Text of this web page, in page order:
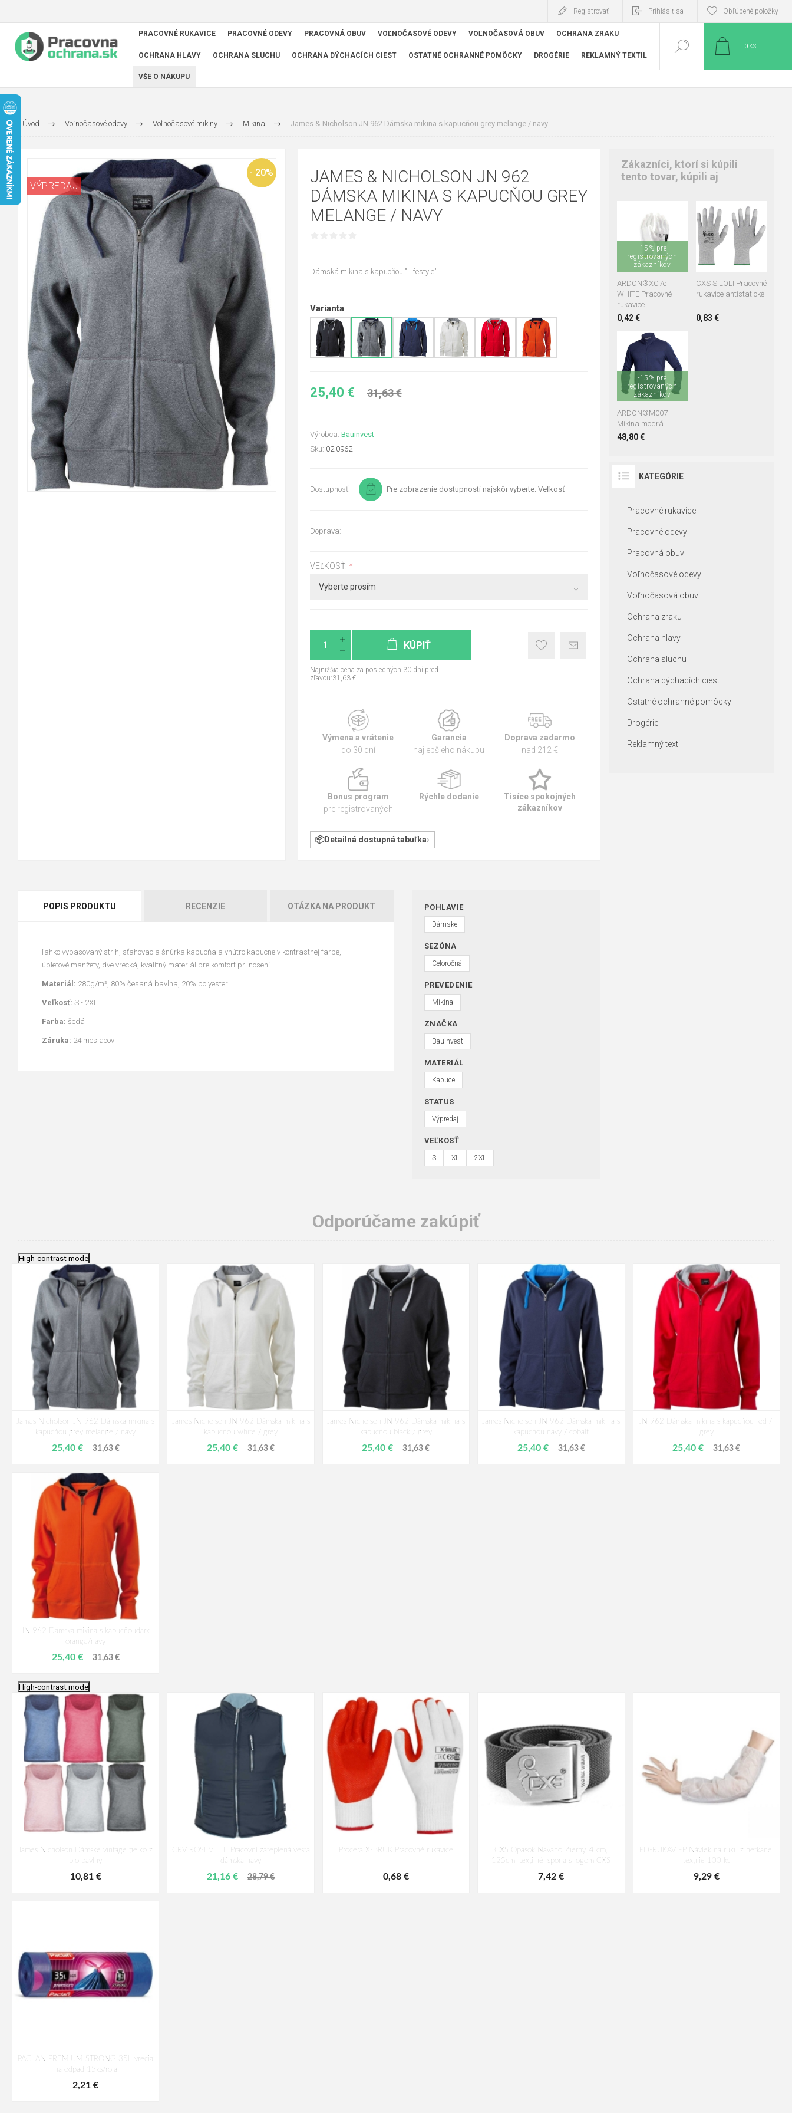
Registrovať Prihlásiť sa Obľúbené položky
PRACOVNÉ RUKAVICE PRACOVNÉ ODEVY PRACOVNÁ OBUV VOĽNOČASOVÉ ODEVY VOĽNOČASOVÁ OBUV OCHRANA ZRAKU
OCHRANA HLAVY OCHRANA SLUCHU OCHRANA DÝCHACÍCH CIEST OSTATNÉ OCHRANNÉ POMÔCKY DROGÉRIE REKLAMNÝ TEXTIL
VŠE O NÁKUPU
0 KS
Úvod Voľnočasové odevy Voľnočasové mikiny Mikina James & Nicholson JN 962 Dámska mikina s kapucňou grey melange / ​navy
- 20%
VÝPREDAJ
JAMES & NICHOLSON JN 962
DÁMSKA MIKINA S KAPUCŇOU GREY
MELANGE / ​NAVY
Dámská mikina s kapucňou "Lifestyle"
Varianta
25,40 € 31,63 €
Výrobca: Bauinvest
Sku: 02.0962
Dostupnosť: Pre zobrazenie dostupnosti najskôr vyberte: Veľkosť
Doprava:
VEĽKOSŤ: *
KÚPIŤ
Najnižšia cena za posledných 30 dní pred
zľavou:31,63 €
Výmena a vrátenie
do 30 dní
Garancia
najlepšieho nákupu
Doprava zadarmo
nad 212 €
Bonus program
pre registrovaných
Rýchle dodanie
Tisíce spokojných
zákazníkov
Detailná dostupná tabuľka
POPIS PRODUKTU RECENZIE OTÁZKA NA PRODUKT
ľahko vypasovaný strih, sťahovacia šnúrka kapucňa a vnútro kapucne v kontrastnej farbe,
úpletové manžety, dve vrecká, kvalitný materiál pre komfort pri nosení
Materiál: 280g/m², 80% česaná bavlna, 20% polyester
Veľkosť: S - 2XL
Farba: šedá
Záruka: 24 mesiacov
POHLAVIE
Dámske
SEZÓNA
Celoročná
PREVEDENIE
Mikina
ZNAČKA
Bauinvest
MATERIÁL
Kapuce
STATUS
Výpredaj
VEĽKOSŤ
S XL 2XL
Zákazníci, ktorí si kúpili
tento tovar, kúpili aj
-15% pre
registrovaných
zákazníkov
ARDON®XC7e
WHITE Pracovné
rukavice
0,42 €
07
10 11
CXS SILOLI Pracovné
rukavice antistatické
0,83 €
08 09
-15% pre
registrovaných
zákazníkov
ARDON®M007
Mikina modrá
48,80 €
+4
S M L
XL
2XL
3XL 4XL
KATEGÓRIE
Pracovné rukavice
Pracovné odevy
Pracovná obuv
Voľnočasové odevy
Voľnočasová obuv
Ochrana zraku
Ochrana hlavy
Ochrana sluchu
Ochrana dýchacích ciest
Ostatné ochranné pomôcky
Drogérie
Reklamný textil
Odporúčame zakúpiť
High-contrast mode
James Nicholson JN 962 Dámska mikina s
kapucňou grey melange / ​navy
25,40 € 31,63 €
James Nicholson JN 962 Dámska mikina s
kapucňou white / grey
25,40 € 31,63 €
James Nicholson JN 962 Dámska mikina s
kapucňou black / ​grey
25,40 € 31,63 €
James Nicholson JN 962 Dámska mikina s
kapucňou navy / cobalt
25,40 € 31,63 €
JN 962 Dámska mikina s kapucňou red / ​
grey
25,40 € 31,63 €
JN 962 Dámska mikina s kapucňoudark
orange/navy
25,40 € 31,63 €
High-contrast mode
James Nicholson Dámske vintage tielko z
bio bavlny
10,81 €
CRV ROSEVILLE Pracovní zateplená vesta
dámska navy
21,16 € 28,79 €
Procera X-BRUK Pracovné rukavice
0,68 €
CXS Opasok Navaho, čierny, 4 cm,
125cm, textilné, spona s logom CXS
7,42 €
PD-RUKAV PP Návlek na ruku z netkanej
textílie 100 ks
9,29 €
PACLAN PREMIUM STRONG 35L vrecia
na odpad 15ks/rola
2,21 €